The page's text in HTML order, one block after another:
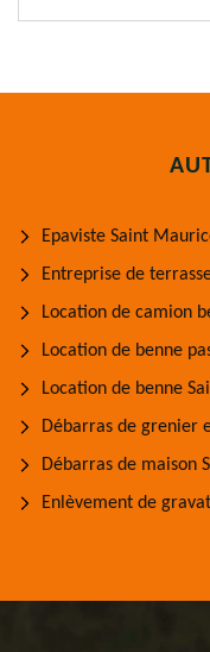
Epaviste Saint
Entreprise de
Location de camion
Location de benne
Location de benne
Débarras de grenier
Débarras de maison
Enlèvement de